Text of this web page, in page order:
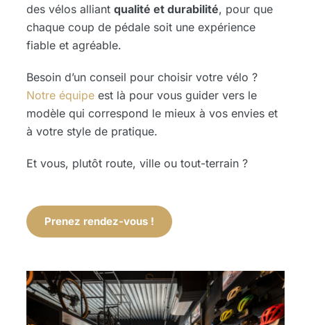
des vélos alliantqualité et durabilité, pour que
chaque coup de pédale soit une expérience
fiable et agréable.
Besoin d’un conseil pour choisir votre vélo ?
Notre équipe est là pour vous guider vers le
modèle qui correspond le mieux à vos envies et
à votre style de pratique.
Et vous, plutôt route, ville ou tout-terrain ?
Prenez rendez-vous !